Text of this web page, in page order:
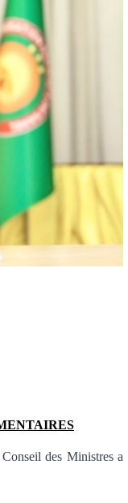
des Ministres a